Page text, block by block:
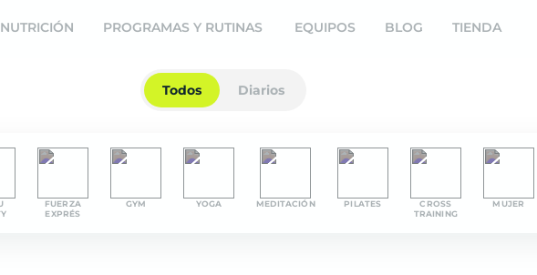
NUTRICIÓN PROGRAMAS Y RUTINAS EQUIPOS BLOG TIENDA
Todos Diarios
FUERZA
EXPRÉS
GYM YOGA MEDITACIÓN PILATES
CROSS
TRAINING
MUJER